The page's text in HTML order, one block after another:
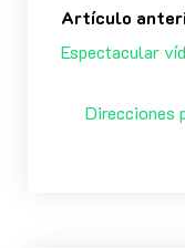
Artículo
Espectacular
Direcciones